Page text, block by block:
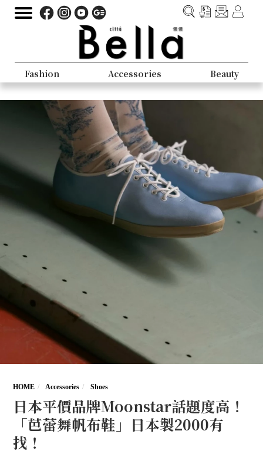
Fashion Accessories Beauty
HOME Accessories Shoes
日本平價品牌Moonstar話題度高！
「芭蕾舞帆布鞋」日本製2000有
找！